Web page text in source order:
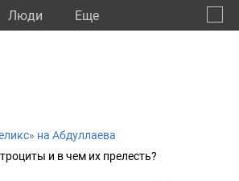
Люди Eще
на Абдуллаева
и в чем их прелесть?